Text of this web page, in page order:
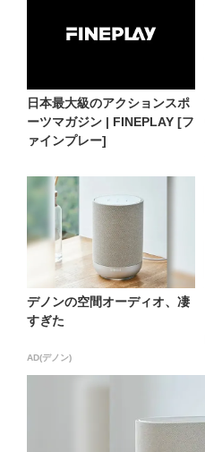
日本最大級のアクションスポ
ーツマガジン | FINEPLAY [フ
ァインプレー]
デノンの空間オーディオ、凄
すぎた
AD(デノン)